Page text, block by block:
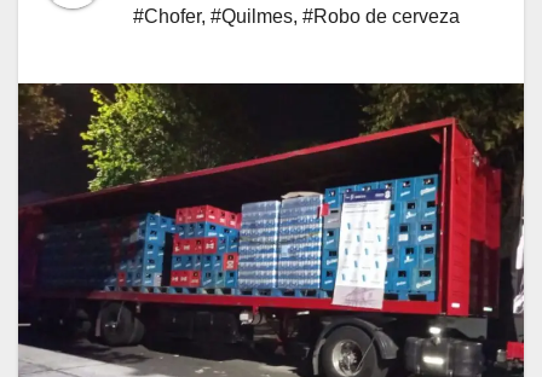
#Chofer, #Quilmes, #Robo de cerveza